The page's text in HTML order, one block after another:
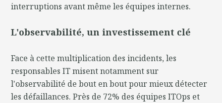
interruptions avant même les équipes internes.
L'observabilité, un investissement clé
Face à cette multiplication des incidents, les
responsables IT misent notamment sur
l'observabilité de bout en bout pour mieux détecter
les défaillances. Près de 72% des équipes ITOps et